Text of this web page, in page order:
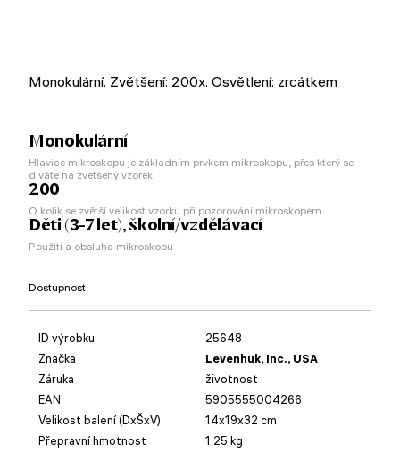
Monokulární. Zvětšení: 200x. Osvětlení: zrcátkem
Monokulární
Hlavice mikroskopu je základním prvkem mikroskopu, přes který se
díváte na zvětšený vzorek
200
O kolik se zvětší velikost vzorku při pozorování mikroskopem
Děti (3-7 let), školní/vzdělávací
Použití a obsluha mikroskopu
Dostupnost
ID výrobku
25648
Značka
Levenhuk, Inc., USA
Záruka
životnost
EAN
5905555004266
Velikost balení (DxŠxV)
14x19x32 cm
Přepravní hmotnost
1.25 kg